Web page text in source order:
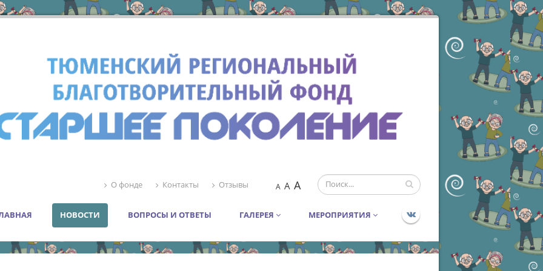
О фонде Контакты Отзывы A A A
НОВОСТИ ВОПРОСЫ И ОТВЕТЫ ГАЛЕРЕЯ МЕРОПРИЯТИЯ